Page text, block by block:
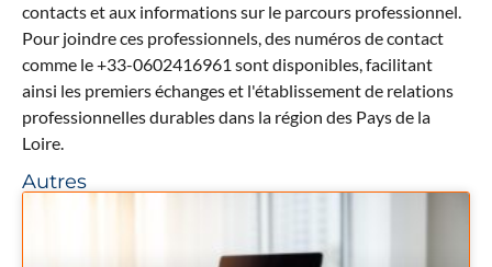
Autres
contacts et aux informations sur le parcours professionnel.
Pour joindre ces professionnels, des numéros de contact
comme le +33-0602416961 sont disponibles, facilitant
ainsi les premiers échanges et l'établissement de relations
professionnelles durables dans la région des Pays de la
Loire.